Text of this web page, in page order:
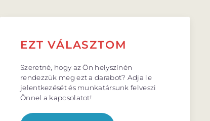
EZT VÁLASZTOM
Szeretné, hogy az Ön helyszínén
rendezzük meg ezt a darabot? Adja le
jelentkezését és munkatársunk felveszi
Önnel a kapcsolatot!